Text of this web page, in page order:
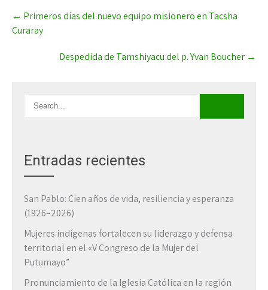
Post
navigation
← Primeros días del nuevo equipo misionero en Tacsha
Curaray
Despedida de Tamshiyacu del p. Yvan Boucher →
Entradas recientes
San Pablo: Cien años de vida, resiliencia y esperanza
(1926–2026)
Mujeres indígenas fortalecen su liderazgo y defensa
territorial en el «V Congreso de la Mujer del
Putumayo”
Pronunciamiento de la Iglesia Católica en la región